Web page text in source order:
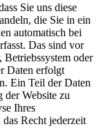
Sie uns diese
die Sie in ein
automatisch bei
Das sind vor
oder
Daten erfolgt
Ein Teil der Daten
der Website zu
Ihres
Recht jederzeit